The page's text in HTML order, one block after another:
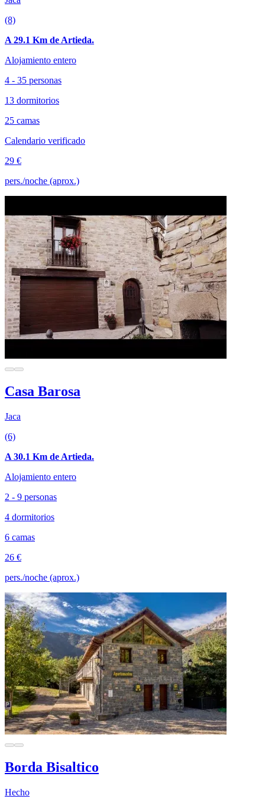
(8)
A 29.1 Km de Artieda.
Alojamiento entero
4 - 35 personas
13 dormitorios
25 camas
Calendario verificado
29 €
pers./noche (aprox.)
Casa Barosa
Jaca
(6)
A 30.1 Km de Artieda.
Alojamiento entero
2 - 9 personas
4 dormitorios
6 camas
26 €
pers./noche (aprox.)
Borda Bisaltico
Hecho